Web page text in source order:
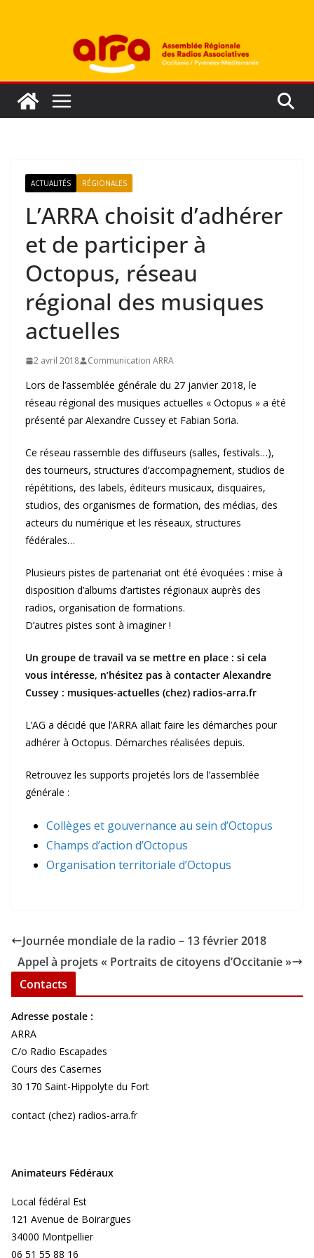
ACTUALITÉS RÉGIONALES
L’ARRA choisit d’adhérer
et de participer à
Octopus, réseau
régional des musiques
actuelles
2 avril 2018 Communication ARRA
Lors de l’assemblée générale du 27 janvier 2018, le
réseau régional des musiques actuelles « Octopus » a été
présenté par Alexandre Cussey et Fabian Soria.
Ce réseau rassemble des diffuseurs (salles, festivals…),
des tourneurs, structures d’accompagnement, studios de
répétitions, des labels, éditeurs musicaux, disquaires,
studios, des organismes de formation, des médias, des
acteurs du numérique et les réseaux, structures
fédérales…
Plusieurs pistes de partenariat ont été évoquées : mise à
disposition d’albums d’artistes régionaux auprès des
radios, organisation de formations.
D’autres pistes sont à imaginer !
Un groupe de travail va se mettre en place : si cela
vous intéresse, n’hésitez pas à contacter Alexandre
Cussey : musiques-actuelles (chez) radios-arra.fr
L’AG a décidé que l’ARRA allait faire les démarches pour
adhérer à Octopus. Démarches réalisées depuis.
Retrouvez les supports projetés lors de l’assemblée
générale :
Collèges et gouvernance au sein d’Octopus
Champs d’action d’Octopus
Organisation territoriale d’Octopus
Journée mondiale de la radio – 13 février 2018
Appel à projets « Portraits de citoyens d’Occitanie »
Contacts
Adresse postale :
ARRA
C/o Radio Escapades
Cours des Casernes
30 170 Saint-Hippolyte du Fort
contact (chez) radios-arra.fr
Animateurs Fédéraux
Local fédéral Est
121 Avenue de Boirargues
34000 Montpellier
06 51 55 88 16